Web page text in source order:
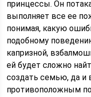
принцессы. Он
выполняет все ее
понимая, какую
подобному
капризной,
ей будет сложно
создать семью, да и
противоположным